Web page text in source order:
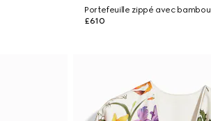
Portefeuille zippé avec bambou
£610